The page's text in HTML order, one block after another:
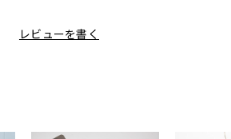
ト
写
利です。洗い物も減って一
レビューを書く